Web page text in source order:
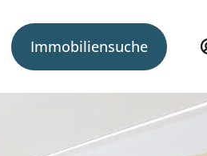
Immobiliensuche